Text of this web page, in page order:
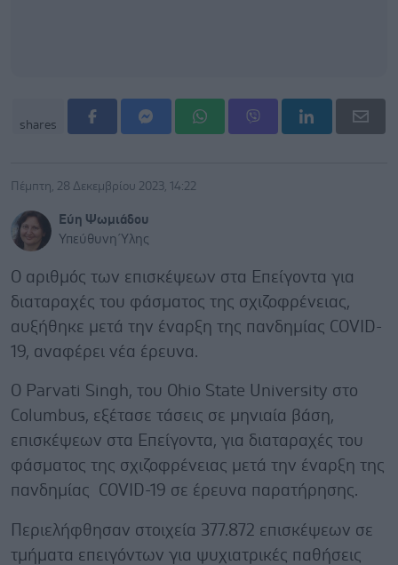
shares
Πέμπτη, 28 Δεκεμβρίου 2023, 14:22
Εύη Ψωμιάδου
Υπεύθυνη Ύλης
Ο αριθμός των επισκέψεων στα Επείγοντα για
διαταραχές του φάσματος της σχιζοφρένειας,
αυξήθηκε μετά την έναρξη της πανδημίας COVID-
19, αναφέρει νέα έρευνα.
Ο Parvati Singh, του Ohio State University στο
Columbus, εξέτασε τάσεις σε μηνιαία βάση,
επισκέψεων στα Επείγοντα, για διαταραχές του
φάσματος της σχιζοφρένειας μετά την έναρξη της
πανδημίας COVID-19 σε έρευνα παρατήρησης.
Περιελήφθησαν στοιχεία 377.872 επισκέψεων σε
τμήματα επειγόντων για ψυχιατρικές παθήσεις